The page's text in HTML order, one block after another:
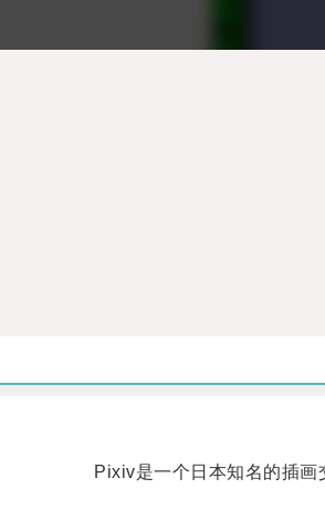
Pixiv是一个日本知名的插画交